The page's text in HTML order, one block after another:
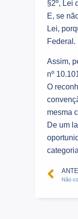
§2º, Lei
E, se
Lei,
Federal.
Assim,
nº
O
mesma
De um
Não